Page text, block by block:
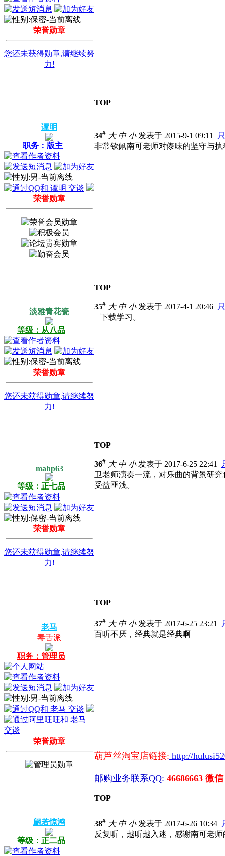
荣誉勋章
您还未获得勋章,请继续努
力!
TOP
谭明
职务：版主
荣誉勋章
34# 大 中 小发表于 2015-9-1 09:11
非常钦佩南可老师对傣味的坚守与执
TOP
淡雅青花瓷
等级：从八品
荣誉勋章
您还未获得勋章,请继续努
力!
35# 大 中 小发表于 2017-4-1 20:46
下载学习。
TOP
mahp63
等级：正七品
荣誉勋章
您还未获得勋章,请继续努
力!
36# 大 中 小发表于 2017-6-25 22:41
卫老师演奏一流，对乐曲的背景研
受益匪浅。
TOP
老马
毒舌派
职务：管理员
荣誉勋章
37# 大 中 小发表于 2017-6-25 23:21
百听不厌，经典就是经典啊
葫芦丝淘宝店链接: http://
邮购业务联系QQ: 46686663 微
TOP
翩若惊鸿
等级：正二品
38# 大 中 小发表于 2017-6-26 10:34
反复听，越听越入迷，感谢南可老